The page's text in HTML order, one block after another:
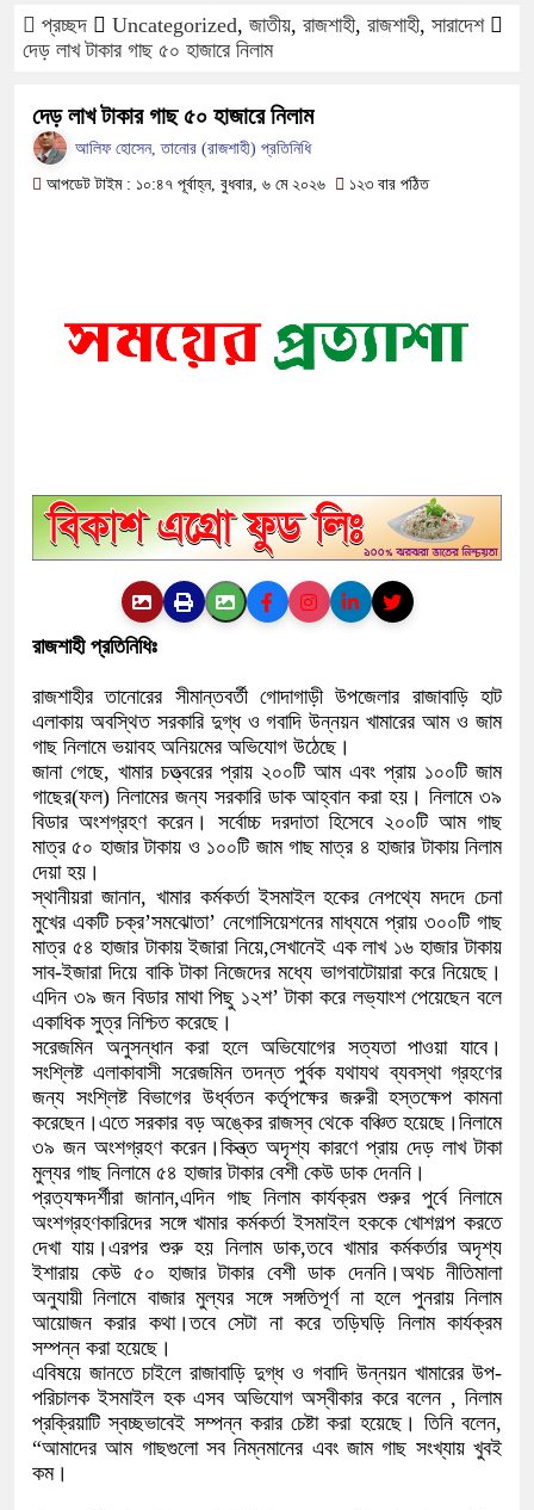
দেড় লাখ টাকার গাছ ৫০ হাজারে নিলাম
প্রচ্ছদ Uncategorized, জাতীয়, রাজশাহী, রাজশাহী, সারাদেশ
দেড় লাখ টাকার গাছ ৫০ হাজারে নিলাম
দেড় লাখ টাকার গাছ ৫০ হাজারে নিলাম
আলিফ হোসেন, তানোর (রাজশাহী) প্রতিনিধি
আপডেট টাইম : ১০:৪৭ পূর্বাহ্ন, বুধবার, ৬ মে ২০২৬
১২৩ বার পঠিত
রাজশাহী প্রতিনিধিঃ
​রাজশাহীর তানোরের সীমান্তবর্তী গোদাগাড়ী উপজেলার রাজাবাড়ি হাট
এলাকায় অবস্থিত সরকারি দুগ্ধ ও গবাদি উন্নয়ন খামারের আম ও জাম
গাছ নিলামে ভয়াবহ অনিয়মের অভিযোগ উঠেছে।
জানা গেছে, খামার চত্ত্বরের প্রায় ২০০টি আম এবং প্রায় ১০০টি জাম
গাছের(ফল) নিলামের জন্য সরকারি ডাক আহ্বান করা হয়। নিলামে ৩৯
বিডার অংশগ্রহণ করেন। সর্বোচ্চ দরদাতা হিসেবে ২০০টি আম গাছ
মাত্র ৫০ হাজার টাকায় ও ১০০টি জাম গাছ মাত্র ৪ হাজার টাকায় নিলাম
দেয়া হয়।
স্থানীয়রা জানান, খামার কর্মকর্তা ইসমাইল হকের নেপথ্যে মদদে চেনা
মুখের একটি চক্র’সমঝোতা’ নেগোসিয়েশনের মাধ্যমে প্রায় ৩০০টি গাছ
মাত্র ৫৪ হাজার টাকায় ইজারা নিয়ে,সেখানেই এক লাখ ১৬ হাজার টাকায়
সাব-ইজারা দিয়ে বাকি টাকা নিজেদের মধ্যে ভাগবাটোয়ারা করে নিয়েছে।
এদিন ৩৯ জন বিডার মাথা পিছু ১২শ’ টাকা করে লভ্যাংশ পেয়েছেন বলে
একাধিক সুত্র নিশ্চিত করেছে।
সরেজমিন অনুসন্ধান করা হলে অভিযোগের সত্যতা পাওয়া যাবে।
সংশ্লিষ্ট এলাকাবাসী সরেজমিন তদন্ত পুর্বক যথাযথ ব্যবস্থা গ্রহণের
জন্য সংশ্লিষ্ট বিভাগের উর্ধ্বতন কর্তৃপক্ষের জরুরী হস্তক্ষেপ কামনা
করেছেন।এতে সরকার বড় অঙ্কের রাজস্ব থেকে বঞ্চিত হয়েছে।নিলামে
৩৯ জন অংশগ্রহণ করেন।কিন্ত্ত অদৃশ্য কারণে প্রায় দেড় লাখ টাকা
মুল্যর গাছ নিলামে ৫৪ হাজার টাকার বেশী কেউ ডাক দেননি।
প্রত্যক্ষদর্শীরা জানান,এদিন গাছ নিলাম কার্যক্রম শুরুর পুর্বে নিলামে
অংশগ্রহণকারিদের সঙ্গে খামার কর্মকর্তা ইসমাইল হককে খোশগল্প করতে
দেখা যায়।এরপর শুরু হয় নিলাম ডাক,তবে খামার কর্মকর্তার অদৃশ্য
ইশারায় কেউ ৫০ হাজার টাকার বেশী ডাক দেননি।অথচ নীতিমালা
অনুযায়ী নিলামে বাজার মুল্যর সঙ্গে সঙ্গতিপূর্ণ না হলে পুনরায় নিলাম
আয়োজন করার কথা।তবে সেটা না করে তড়িঘড়ি নিলাম কার্যক্রম
সম্পন্ন করা হয়েছে।
এবিষয়ে জানতে চাইলে রাজাবাড়ি দুগ্ধ ও গবাদি উন্নয়ন খামারের উপ-
পরিচালক ইসমাইল হক এসব অভিযোগ অস্বীকার করে বলেন , নিলাম
প্রক্রিয়াটি স্বচ্ছভাবেই সম্পন্ন করার চেষ্টা করা হয়েছে। তিনি বলেন,
“আমাদের আম গাছগুলো সব নিম্নমানের এবং জাম গাছ সংখ্যায় খুবই
কম।